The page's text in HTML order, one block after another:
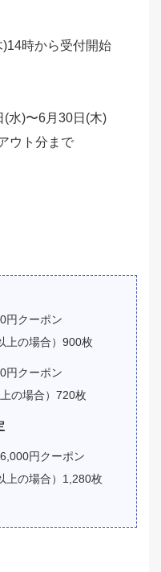
時から受付開始
水)〜6月30日(木)
ウト分まで
円クーポン
上の場合）900枚
円クーポン
の場合）720枚
円クーポン
上の場合）1,280枚